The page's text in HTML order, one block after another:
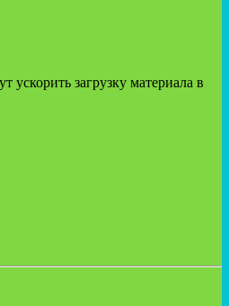
ускорить загрузку материала в